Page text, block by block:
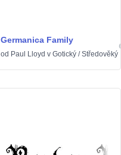
Germanica Family
od Paul Lloyd v Gotický /Středověký